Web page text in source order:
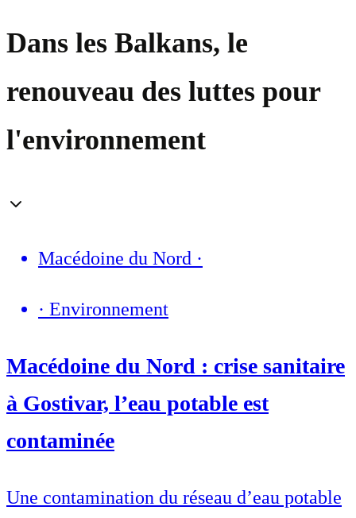
Dans les Balkans, le
renouveau des luttes pour
l'environnement
Macédoine du Nord ·
· Environnement
Macédoine du Nord : crise sanitaire
à Gostivar, l’eau potable est
contaminée
Une contamination du réseau d’eau potable